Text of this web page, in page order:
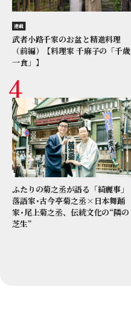
連載
武者小路千家のお盆と精進料理
（前編）【料理家 千麻子の「千歳
一食」】
ふたりの菊之丞が語る「綺麗事」
落語家･古今亭菊之丞×日本舞踊
家･尾上菊之丞、伝統文化の“隣の
芝生”